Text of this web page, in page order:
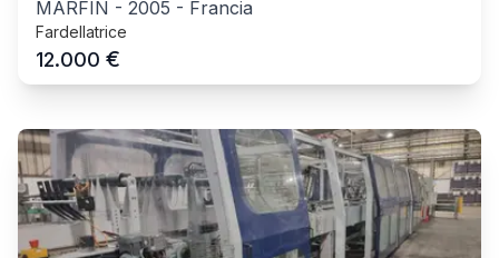
MARFIN - 2005 - Francia
Fardellatrice
12.000 €